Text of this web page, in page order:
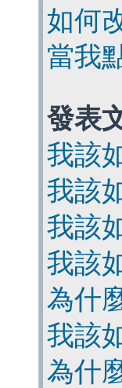
如何
當我
發表
我該
我該
我該
我該
為什
我該
為什